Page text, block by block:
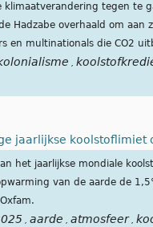
klimaatverandering tegen te
Hadzabe overhaald om
en multinationals die CO2
jaarlijkse koolstoflimiet
het jaarlijkse mondiale
van de aarde de
aarde atmosfeer